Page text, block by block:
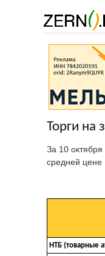
Торги на
За 10
средней цене
НТБ (товарные